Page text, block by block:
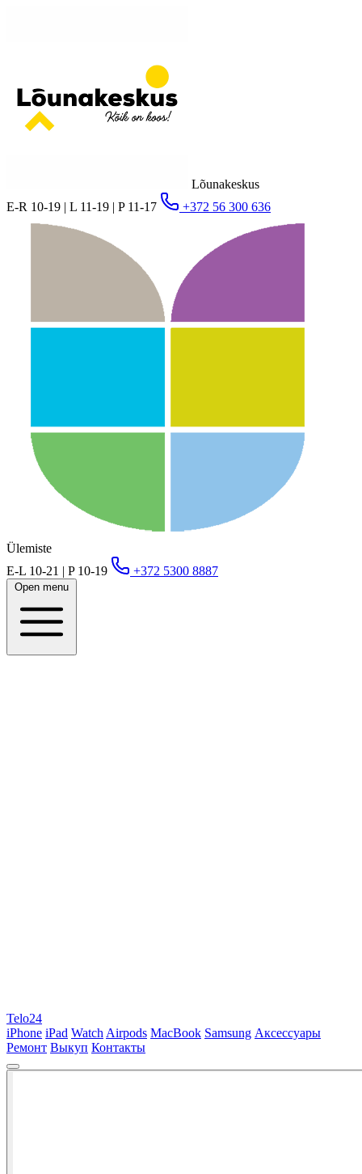
Lõunakeskus
E-R 10-19 | L 11-19 | P 11-17
+372 56 300 636
Ülemiste
E-L 10-21 | P 10-19
+372 5300 8887
Open menu
Telo24
iPhone iPad Watch Airpods MacBook Samsung Аксессуары
Ремонт Выкуп Контакты